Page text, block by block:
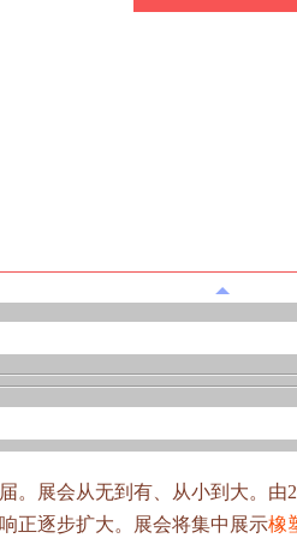
。展会从无到有、从小到大。
正逐步扩大。展会将集中展示橡